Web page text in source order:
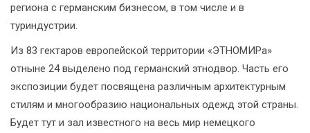
региона с германским бизнесом, в том числе и в
туриндустрии.
Из 83 гектаров европейской территории «ЭТНОМИРа»
отныне 24 выделено под германский этнодвор. Часть его
экспозиции будет посвящена различным архитектурным
стилям и многообразию национальных одежд этой страны.
Будет тут и зал известного на весь мир немецкого